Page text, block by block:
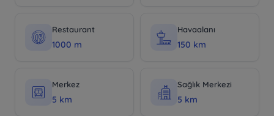
Restaurant
1000 m
Havaalanı
150 km
Merkez
5 km
Sağlık Merkezi
5 km